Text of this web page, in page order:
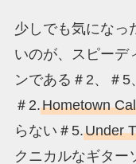
少しでも気になっ
いのが、スピーデ
ンである＃2、＃
＃2.Hometown
らない＃5.Under
クニカルなギター